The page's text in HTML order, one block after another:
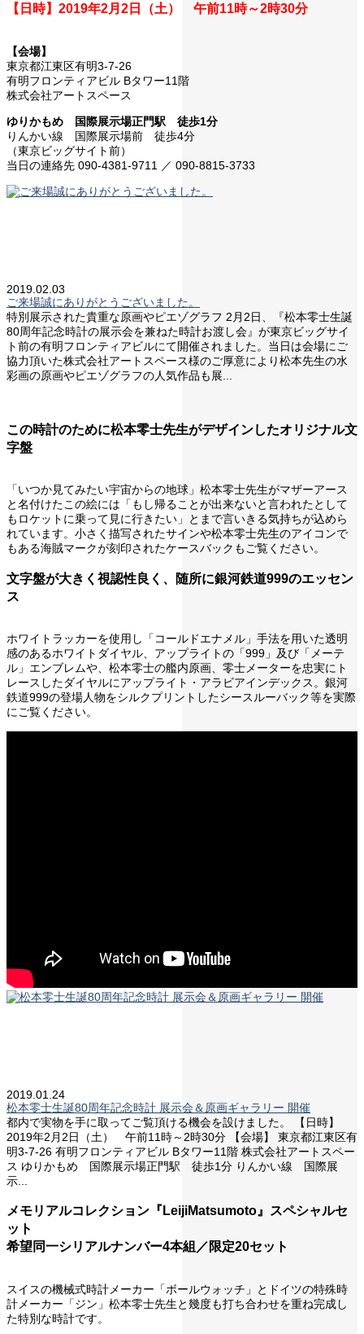
【日時】2019年2月2日（土） 午前11時～2時30分
【会場】
東京都江東区有明3-7-26
有明フロンティアビル Bタワー11階
株式会社アートスペース
ゆりかもめ 国際展示場正門駅 徒歩1分
りんかい線 国際展示場前 徒歩4分
（東京ビッグサイト前）
当日の連絡先 090-4381-9711 ／ 090-8815-3733
2019.02.03
ご来場誠にありがとうございました。
特別展示された貴重な原画やピエゾグラフ 2月2日、『松本零士生誕
80周年記念時計の展示会を兼ねた時計お渡し会』が東京ビッグサイ
ト前の有明フロンティアビルにて開催されました。当日は会場にご
協力頂いた株式会社アートスペース様のご厚意により松本先生の水
彩画の原画やピエゾグラフの人気作品も展...
この時計のために松本零士先生がデザインしたオリジナル文
字盤
「いつか見てみたい宇宙からの地球」松本零士先生がマザーアース
と名付けたこの絵には「もし帰ることが出来ないと言われたとして
もロケットに乗って見に行きたい」とまで言いきる気持ちが込めら
れています。小さく描写されたサインや松本零士先生のアイコンで
もある海賊マークが刻印されたケースバックもご覧ください。
文字盤が大きく視認性良く、随所に銀河鉄道999のエッセン
ス
ホワイトラッカーを使用し「コールドエナメル」手法を用いた透明
感のあるホワイトダイヤル、アップライトの「999」及び「メーテ
ル」エンブレムや、松本零士の艦内原画、零士メーターを忠実にト
レースしたダイヤルにアップライト・アラビアインデックス。銀河
鉄道999の登場人物をシルクプリントしたシースルーバック等を実際
にご覧ください。
2019.01.24
松本零士生誕80周年記念時計 展示会＆原画ギャラリー 開催
都内で実物を手に取ってご覧頂ける機会を設けました。 【日時】
2019年2月2日（土） 午前11時～2時30分 【会場】 東京都江東区有
明3-7-26 有明フロンティアビル Bタワー11階 株式会社アートスペー
ス ゆりかもめ 国際展示場正門駅 徒歩1分 りんかい線 国際展
示...
メモリアルコレクション『LeijiMatsumoto』スペシャルセ
ット
希望同一シリアルナンバー4本組／限定20セット
スイスの機械式時計メーカー「ボールウォッチ」とドイツの特殊時
計メーカー「ジン」松本零士先生と幾度も打ち合わせを重ね完成し
た特別な時計です。